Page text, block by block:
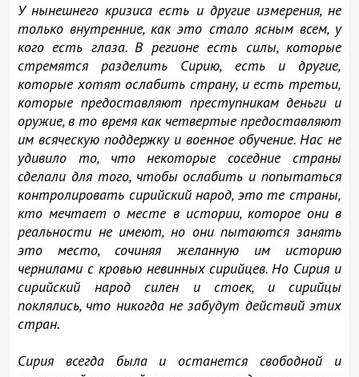
У нынешнего кризиса есть и другие измерения, не
только внутренние, как это стало ясным всем, у
кого есть глаза. В регионе есть силы, которые
стремятся разделить Сирию, есть и другие,
которые хотят ослабить страну, и есть третьи,
которые предоставляют преступникам деньги и
оружие, в то время как четвертые предоставляют
им всяческую поддержку и военное обучение. Нас не
удивило то, что некоторые соседние страны
сделали для того, чтобы ослабить и попытаться
контролировать сирийский народ, это те страны,
кто мечтает о месте в истории, которое они в
реальности не имеют, но они пытаются занять
это место, сочиняя желанную им историю
чернилами с кровью невинных сирийцев. Но Сирия и
сирийский народ силен и стоек, и сирийцы
поклялись, что никогда не забудут действий этих
стран.
Сирия всегда была и останется свободной и